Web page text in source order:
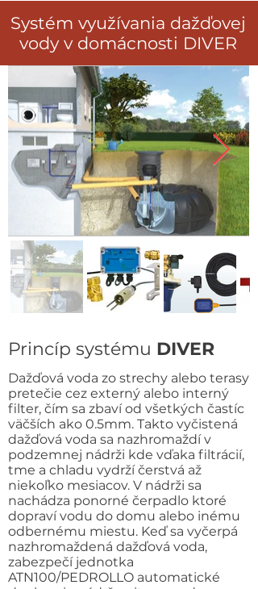
Systém využívania dažďovej
vody v domácnosti DIVER
Princíp systému DIVER
Dažďová voda zo strechy alebo terasy
pretečie cez externý alebo interný
filter, čím sa zbaví od všetkých častíc
väčších ako 0.5mm. Takto vyčistená
dažďová voda sa nazhromaždí v
podzemnej nádrži kde vďaka filtrácií,
tme a chladu vydrží čerstvá až
niekoľko mesiacov. V nádrži sa
nachádza ponorné čerpadlo ktoré
dopraví vodu do domu alebo inému
odbernému miestu. Keď sa vyčerpá
nazhromaždená dažďová voda,
zabezpečí jednotka
ATN100/PEDROLLO automatické